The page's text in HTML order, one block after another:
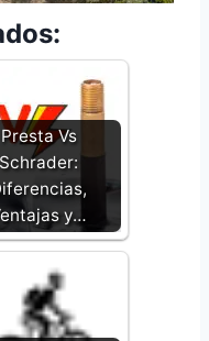
Presta Vs
Schrader:
y…